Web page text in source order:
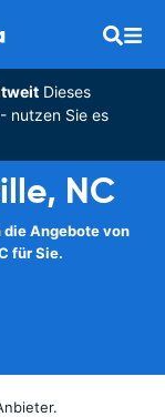
Dieses
nutzen Sie es
NC
die Angebote von
für Sie.